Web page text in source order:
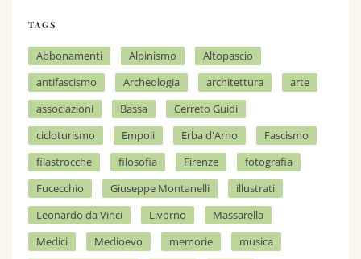
TAGS
Abbonamenti Alpinismo
Altopascio
antifascismo
Archeologia architettura
arte
associazioni
Bassa
Cerreto Guidi
cicloturismo
Empoli Erba d'Arno
Fascismo
filastrocche
filosofia Firenze
fotografia
Fucecchio
Giuseppe Montanelli
illustrati
Leonardo da Vinci
Livorno
Massarella
Medici
Medioevo memorie
musica